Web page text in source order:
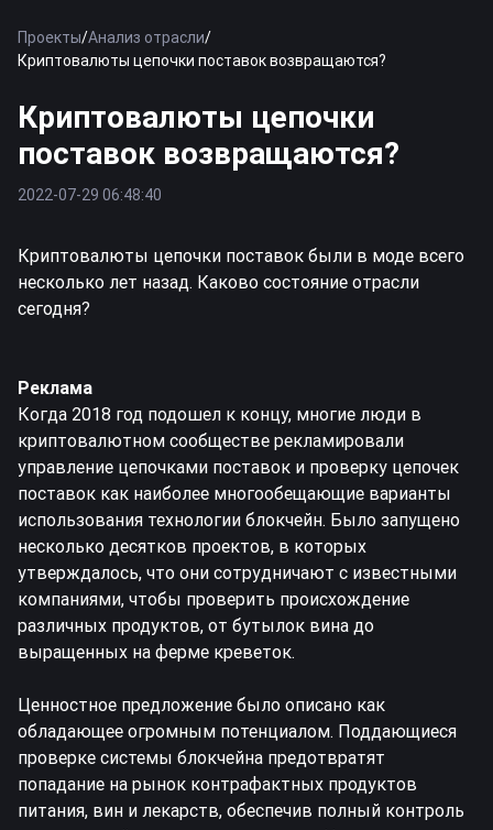
Проекты/Анализ отрасли/
Криптовалюты цепочки поставок возвращаются?
Криптовалюты цепочки
поставок возвращаются?
2022-07-29 06:48:40
Криптовалюты цепочки поставок были в моде всего
несколько лет назад. Каково состояние отрасли
сегодня?
Реклама
Когда 2018 год подошел к концу, многие люди в
криптовалютном сообществе рекламировали
управление цепочками поставок и проверку цепочек
поставок как наиболее многообещающие варианты
использования технологии блокчейн. Было запущено
несколько десятков проектов, в которых
утверждалось, что они сотрудничают с известными
компаниями, чтобы проверить происхождение
различных продуктов, от бутылок вина до
выращенных на ферме креветок.
Ценностное предложение было описано как
обладающее огромным потенциалом. Поддающиеся
проверке системы блокчейна предотвратят
попадание на рынок контрафактных продуктов
питания, вин и лекарств, обеспечив полный контроль